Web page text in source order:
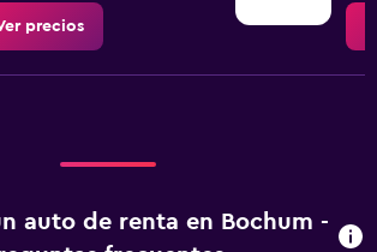
precios
auto de renta en Bochum -